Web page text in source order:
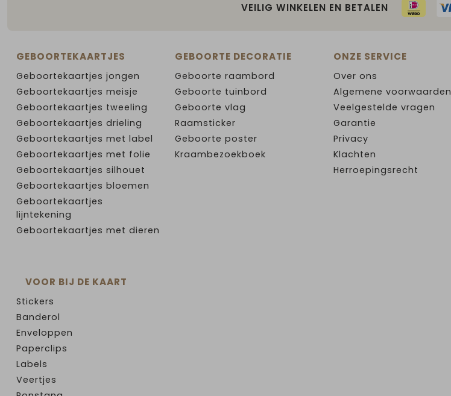
VEILIG WINKELEN EN BETALEN
GEBOORTEKAARTJES
Geboortekaartjes jongen
Geboortekaartjes meisje
Geboortekaartjes tweeling
Geboortekaartjes drieling
Geboortekaartjes met label
Geboortekaartjes met folie
Geboortekaartjes silhouet
Geboortekaartjes bloemen
Geboortekaartjes
lijntekening
Geboortekaartjes met dieren
VOOR BIJ DE KAART
Stickers
Banderol
Enveloppen
Paperclips
Labels
Veertjes
GEBOORTE DECORATIE
Geboorte raambord
Geboorte tuinbord
Geboorte vlag
Raamsticker
Geboorte poster
Kraambezoekboek
ONZE SERVICE
Over ons
Algemene voorwaarden
Veelgestelde vragen
Garantie
Privacy
Klachten
Herroepingsrecht